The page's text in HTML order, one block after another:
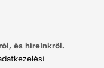
és híreinkről.